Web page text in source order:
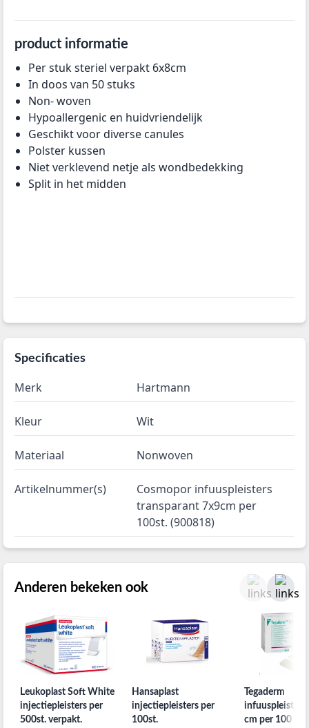
product informatie
Per stuk steriel verpakt 6x8cm
In doos van 50 stuks
Non- woven
Hypoallergenic en huidvriendelijk
Geschikt voor diverse canules
Polster kussen
Niet verklevend netje als wondbedekking
Split in het midden
Specificaties
Merk Hartmann
Kleur Wit
Materiaal Nonwoven
Artikelnummer(s)
Cosmopor infuuspleisters
transparant 7x9cm per
100st. (900818)
Anderen bekeken ook
Leukoplast Soft White
injectiepleisters per
500st. verpakt.
Hansaplast
injectiepleisters per
100st.
Tegaderm
infuuspleisters
cm per 100